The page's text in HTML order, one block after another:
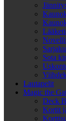
Sota
Lautapelit
Magic the
Deck
Kortit